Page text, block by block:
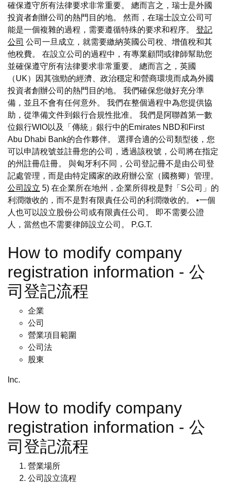
確保遵守所有法律要求非常重要。 總而言之，瑞士是外國
投資者創辦公司的熱門目的地。 然而，在瑞士設立公司可
能是一個複雜的過程，需要遵循特殊的要求和程序。 登記
公司 公司一旦成立，就需要繳納英國公司稅、增值稅和其
他稅費。 在設立公司的過程中，有專業顧問或律師幫助您
並確保遵守所有法律要求非常重要。 總而言之，英國
（UK）因其強勁的經濟、政治穩定和營商環境而成為外國
投資者創辦公司的熱門目的地。 我們確保您做好充分準
備，並且不會有任何意外。 我們在整個過程中為您提供協
助，從準備文件到銀行合規性批准。 我們是阿聯酋第一數
位銀行WIO以及「傳統」銀行中的Emirates NBD和First
Abu Dhabi Bank的合作夥伴。 選擇合適的公司類型後，您
可以申請稅號並註冊您的公司，透過該稅號，公司將在指定
的州註冊/註冊。 與匈牙利不同，公司登記冊不是由公司登
記處管理，而是由特定國家的政府辦公室（國務卿）管理。
公司設立 5) 在企業所在地州，企業所得稅是對「S公司」的
利潤徵收的，而不是對有限責任公司的利潤徵收的。 •一個
人也可以設立股份公司或有限責任公司。 即不需要公證
人，當然也不需要律師設立公司。 P.G.T.
How to modify company
registration information - 公
司登記流程
企業
公司
營業項目範圍
公司法
股東
Inc.
How to modify company
registration information - 公
司登記流程
營業場所
公司設立流程